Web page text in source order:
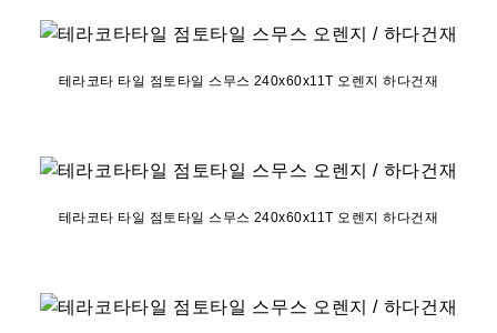
테라코타 타일 점토타일 스무스 240x60x11T 오렌지 하다건재
테라코타 타일 점토타일 스무스 240x60x11T 오렌지 하다건재